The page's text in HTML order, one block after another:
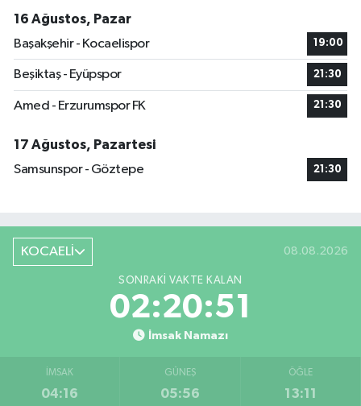
16 Ağustos, Pazar
Başakşehir - Kocaelispor
19:00
Beşiktaş - Eyüpspor 21:30
Amed - Erzurumspor FK 21:30
17 Ağustos, Pazartesi
Samsunspor - Göztepe
21:30
KOCAELİ 08.08.2026
SONRAKI VAKTE KALAN
02:20:51
İmsak Namazı
İMSAK
04:16
GÜNEŞ
05:56
ÖĞLE
13:11